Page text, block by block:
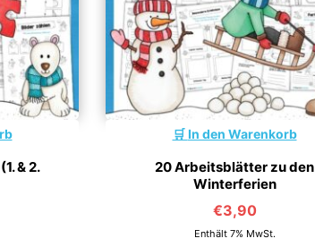
& 2.
In den Warenkorb
20 Arbeitsblätter zu den
Winterferien
€3,90
Enthält 7% MwSt.